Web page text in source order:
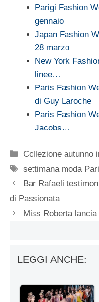
Parigi Fashion
gennaio
Japan Fashion
28 marzo
New York
linee…
Paris Fashion
di Guy Laroche
Paris Fashion
Jacobs…
Categorie
Collezione autunno
Tag
settimana moda
Bar Rafaeli
di Passionata
Miss Roberta
LEGGI ANCHE: